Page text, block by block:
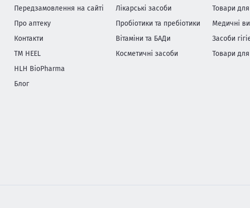
Передзамовлення на сайті
Про аптеку
Контакти
ТМ HEEL
HLH BioPharma
Блог
Лікарські засоби
Пробіотики та пребіотики
Вітаміни та БАДи
Косметичні засоби
Товари
Медичні
Засоби
Товари